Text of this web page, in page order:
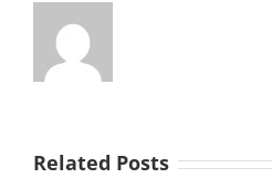
Related Posts